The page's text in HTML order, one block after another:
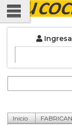
Inicio